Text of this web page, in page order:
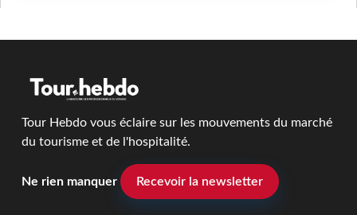
Tour Hebdo vous éclaire sur les mouvements du marché
du tourisme et de l'hospitalité.
Ne rien manquer Recevoir la newsletter